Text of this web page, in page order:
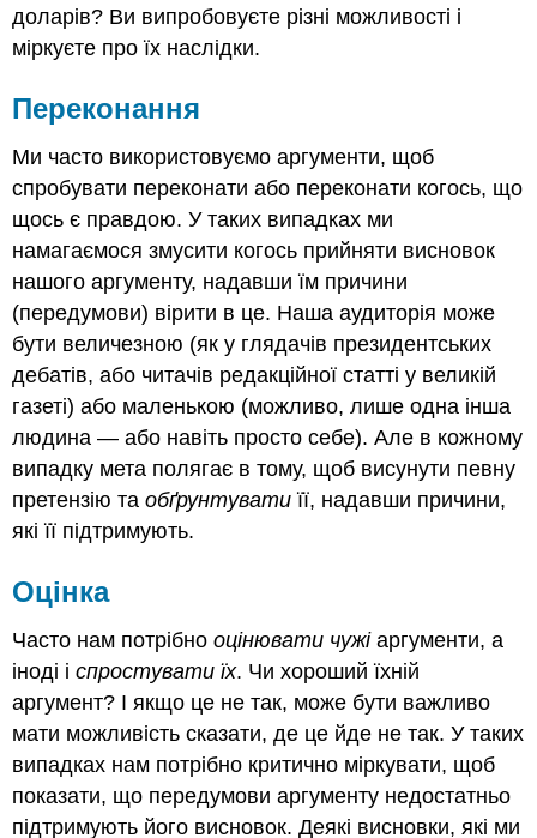
доларів? Ви випробовуєте різні можливості і
міркуєте про їх наслідки.
Переконання
Ми часто використовуємо аргументи, щоб
спробувати переконати або переконати когось, що
щось є правдою. У таких випадках ми
намагаємося змусити когось прийняти висновок
нашого аргументу, надавши їм причини
(передумови) вірити в це. Наша аудиторія може
бути величезною (як у глядачів президентських
дебатів, або читачів редакційної статті у великій
газеті) або маленькою (можливо, лише одна інша
людина — або навіть просто себе). Але в кожному
випадку мета полягає в тому, щоб висунути певну
претензію таобґрунтувати її, надавши причини,
які її підтримують.
Оцінка
Часто нам потрібнооцінювати чужіаргументи, а
іноді іспростувати їх. Чи хороший їхній
аргумент? І якщо це не так, може бути важливо
мати можливість сказати, де це йде не так. У таких
випадках нам потрібно критично міркувати, щоб
показати, що передумови аргументу недостатньо
підтримують його висновок. Деякі висновки, які ми